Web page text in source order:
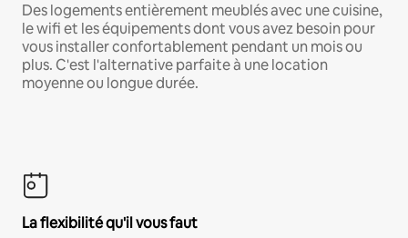
Des logements entièrement meublés avec une cuisine,
le wifi et les équipements dont vous avez besoin pour
vous installer confortablement pendant un mois ou
plus. C'est l'alternative parfaite à une location
moyenne ou longue durée.
La flexibilité qu'il vous faut